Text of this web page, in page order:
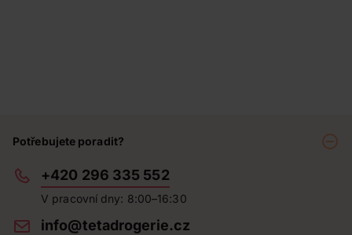
Potřebujete poradit?
+420 296 335 552
V pracovní dny: 8:00–16:30
info@tetadrogerie.cz